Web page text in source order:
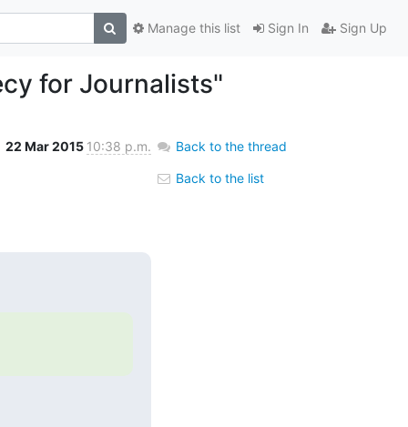
Sign In Sign Up
Manage this list
for Journalists"
22 Mar 2015 10:38 p.m. Back to the thread
Back to the list